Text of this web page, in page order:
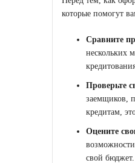
которые помогут
Сравните
нескольких
Проверьте
заемщиков,
кредитам,
Оцените
свой бюджет.